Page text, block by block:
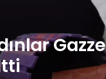
Gazze